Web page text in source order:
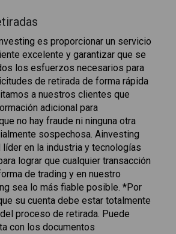
es proporcionar un servicio
excelente y garantizar que se
los esfuerzos necesarios para
de retirada de forma rápida
a nuestros clientes que
adicional para
no hay fraude ni ninguna otra
sospechosa. Ainvesting
en la industria y tecnologías
lograr que cualquier transacción
de trading y en nuestro
sea lo más fiable posible. *Por
su cuenta debe estar totalmente
proceso de retirada. Puede
con los documentos